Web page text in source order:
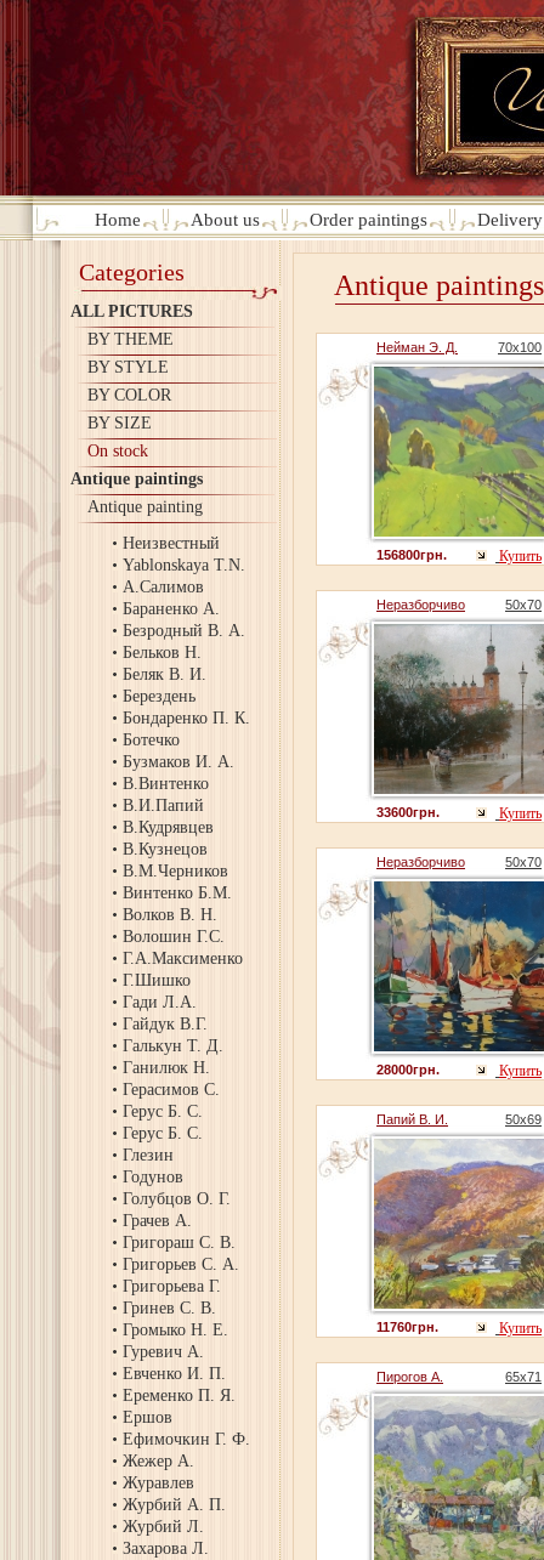
Home About us Order paintings
Categories
ALL PICTURES
BY THEME
BY STYLE
BY COLOR
BY SIZE
On stock
Antique paintings
Antique painting
Неизвестный
Yablonskaya T.N.
А.Салимов
Бараненко А.
Безродный В. А.
Бельков Н.
Беляк В. И.
Берездень
Бондаренко П. К.
Ботечко
Бузмаков И. А.
В.Винтенко
В.И.Папий
В.Кудрявцев
В.Кузнецов
В.М.Черников
Винтенко Б.М.
Волков В. Н.
Волошин Г.С.
Г.А.Максименко
Г.Шишко
Гади Л.А.
Гайдук В.Г.
Галькун Т. Д.
Ганилюк Н.
Герасимов С.
Герус Б. С.
Герус Б. С.
Глезин
Годунов
Голубцов О. Г.
Грачев А.
Григораш С. В.
Григорьев С. А.
Григорьева Г.
Гринев С. В.
Громыко Н. Е.
Гуревич А.
Евченко И. П.
Еременко П. Я.
Ершов
Ефимочкин Г. Ф.
Жежер А.
Журавлев
Журбий А. П.
Журбий Л.
Захарова Л.
Antique paintings
Нейман Э. Д. 70х100
156800грн. Купить
Неразборчиво 50х70
33600грн. Купить
Неразборчиво 50х70
28000грн. Купить
Папий В. И. 50х69
11760грн. Купить
Пирогов А. 65х71